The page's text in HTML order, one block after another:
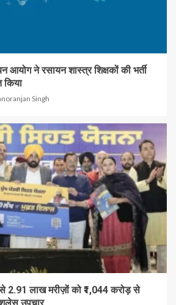
आयोग ने रसायन शास्त्र शिक्षकों की भर्ती
किया
Singh
2.91 लाख मरीज़ों को ₹1,044 करोड़ से